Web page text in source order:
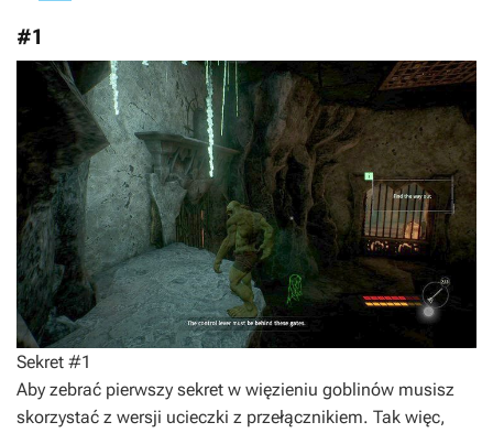
#1
Sekret #1
Aby zebrać pierwszy sekret w więzieniu goblinów musisz
skorzystać z wersji ucieczki z przełącznikiem. Tak więc,